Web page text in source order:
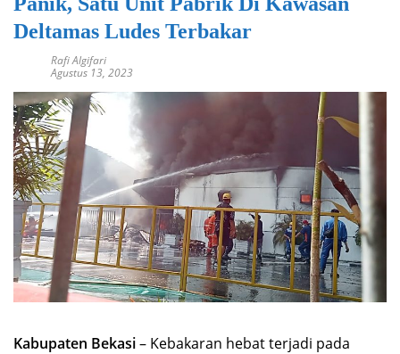
Deltamas Ludes Terbakar
Rafi Algifari
Agustus 13, 2023
Kabupaten Bekasi– Kebakaran hebat terjadi pada